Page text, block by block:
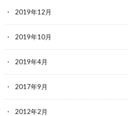
2019年12月
2019年10月
2019年4月
2017年9月
2012年2月